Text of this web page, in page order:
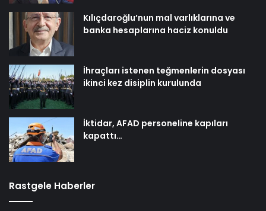
Kılıçdaroğlu’nun mal varlıklarına ve
banka hesaplarına haciz konuldu
İhraçları istenen teğmenlerin dosyası
ikinci kez disiplin kurulunda
İktidar, AFAD personeline kapıları
kapattı…
Rastgele Haberler